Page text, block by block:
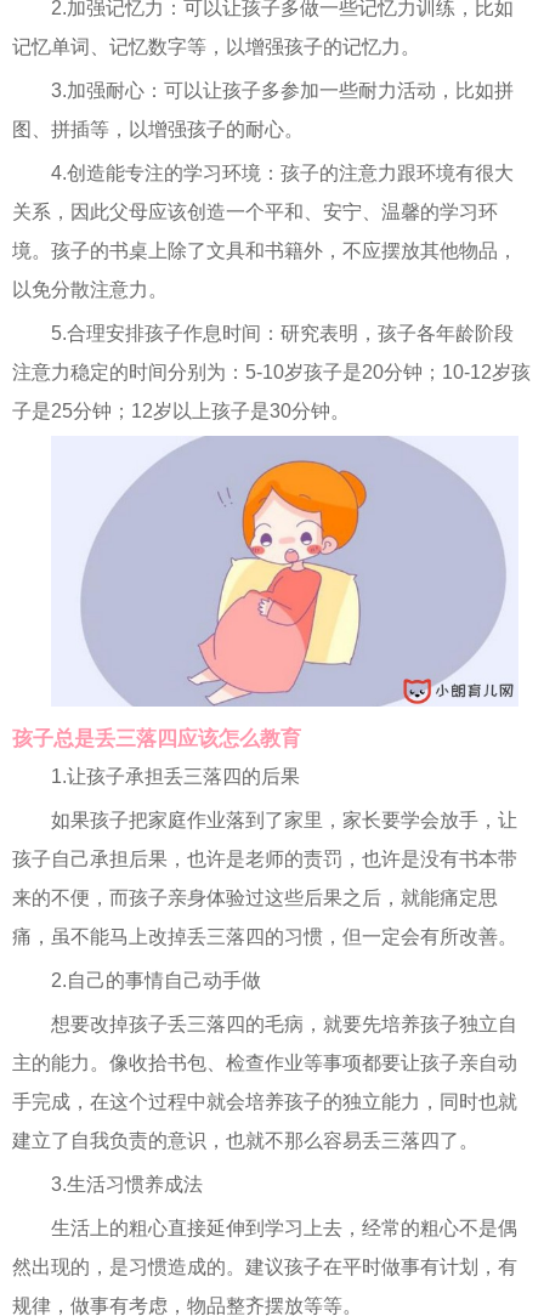
2.加强记忆力：可以让孩子多做一些记忆力训练，比如
记忆单词、记忆数字等，以增强孩子的记忆力。
3.加强耐心：可以让孩子多参加一些耐力活动，比如拼
图、拼插等，以增强孩子的耐心。
4.创造能专注的学习环境：孩子的注意力跟环境有很大
关系，因此父母应该创造一个平和、安宁、温馨的学习环
境。孩子的书桌上除了文具和书籍外，不应摆放其他物品，
以免分散注意力。
5.合理安排孩子作息时间：研究表明，孩子各年龄阶段
注意力稳定的时间分别为：5-10岁孩子是20分钟；10-12岁孩
子是25分钟；12岁以上孩子是30分钟。
孩子总是丢三落四应该怎么教育
1.让孩子承担丢三落四的后果
如果孩子把家庭作业落到了家里，家长要学会放手，让
孩子自己承担后果，也许是老师的责罚，也许是没有书本带
来的不便，而孩子亲身体验过这些后果之后，就能痛定思
痛，虽不能马上改掉丢三落四的习惯，但一定会有所改善。
2.自己的事情自己动手做
想要改掉孩子丢三落四的毛病，就要先培养孩子独立自
主的能力。像收拾书包、检查作业等事项都要让孩子亲自动
手完成，在这个过程中就会培养孩子的独立能力，同时也就
建立了自我负责的意识，也就不那么容易丢三落四了。
3.生活习惯养成法
生活上的粗心直接延伸到学习上去，经常的粗心不是偶
然出现的，是习惯造成的。建议孩子在平时做事有计划，有
规律，做事有考虑，物品整齐摆放等等。